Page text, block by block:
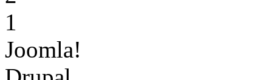
1
Joomla!